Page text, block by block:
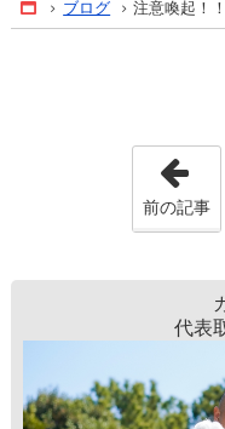
Home
ブログ 注意喚起！！
前の記事
代表